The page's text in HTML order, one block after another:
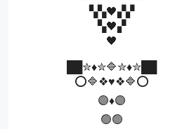
▚▚🖤▞▞
▚🖤▞
🖤
██✮♦️✮🔷✮♦️✮██
⭕🔷❖♥❖🔷⭕
🟣♦🟣
🟢🟢